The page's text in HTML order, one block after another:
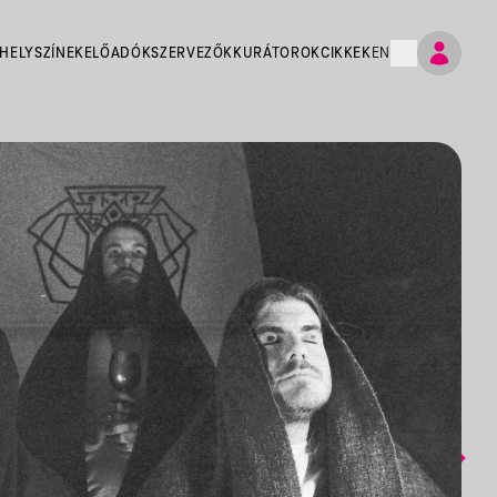
HELYSZÍNEK ELŐADÓKSZERVEZŐK KURÁTOROKCIKKEK EN